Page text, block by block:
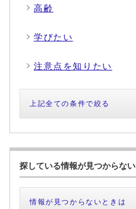
高齢
学びたい
注意点を知りたい
上記全ての条件で絞る
探している情報が見つからない
情報が見つからないときは